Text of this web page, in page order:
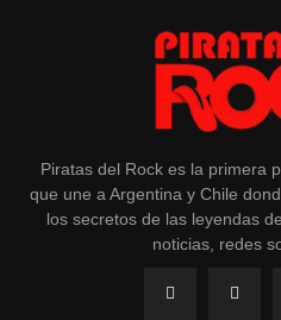
Piratas del Rock es la primera
que une a Argentina y Chile
los secretos de las leyendas
noticias, redes